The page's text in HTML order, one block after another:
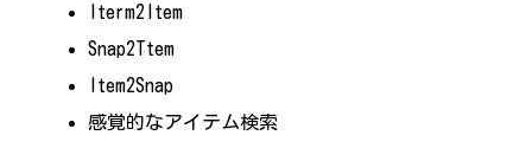
Iterm2Item
Snap2Ttem
Item2Snap
感覚的なアイテム検索